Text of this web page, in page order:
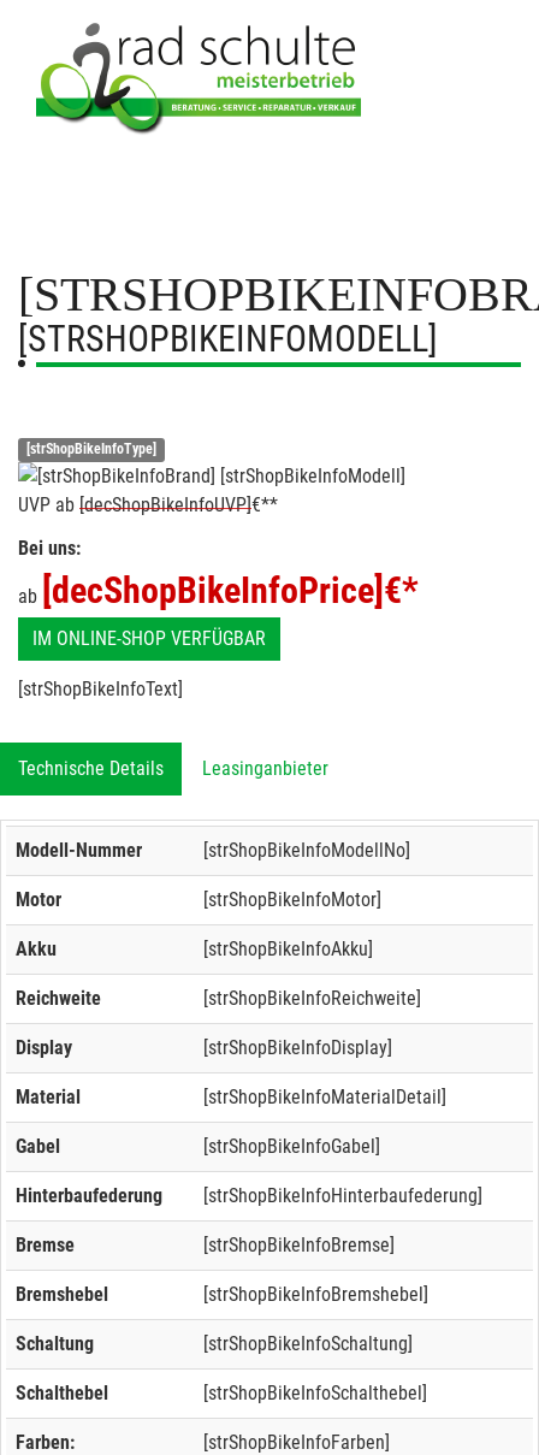
[STRSHOPBIKEINFOMODELL]
[strShopBikeInfoType]
UVP ab [decShopBikeInfoUVP]€**
Bei uns:
ab [decShopBikeInfoPrice] €*
IM ONLINE-SHOP VERFÜGBAR
[strShopBikeInfoText]
Technische Details Leasinganbieter
Modell-Nummer [strShopBikeInfoModellNo]
Motor [strShopBikeInfoMotor]
Akku [strShopBikeInfoAkku]
Reichweite [strShopBikeInfoReichweite]
Display [strShopBikeInfoDisplay]
Material [strShopBikeInfoMaterialDetail]
Gabel [strShopBikeInfoGabel]
Hinterbaufederung [strShopBikeInfoHinterbaufederung]
Bremse [strShopBikeInfoBremse]
Bremshebel [strShopBikeInfoBremshebel]
Schaltung [strShopBikeInfoSchaltung]
Schalthebel [strShopBikeInfoSchalthebel]
Farben: [strShopBikeInfoFarben]